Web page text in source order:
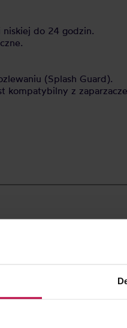
do 24 godzin.
(Splash Guard).
z